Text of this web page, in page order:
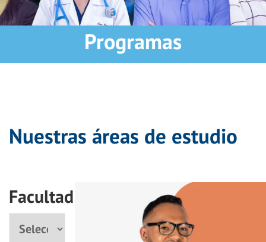
Programas
Nuestras áreas de estudio
Facultad